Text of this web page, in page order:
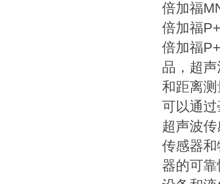
倍加福
倍加福
倍加福
品，超
和距离
可以通
超声波
传感器
器的可